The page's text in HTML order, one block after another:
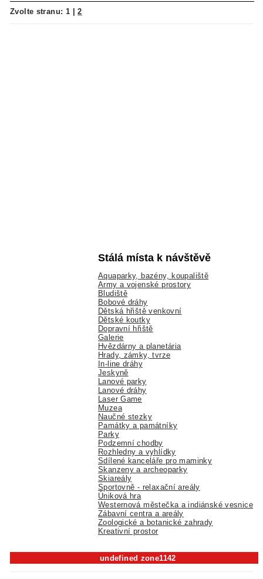
Zvolte stranu: 1 |2
Stálá místa k návštěvě
Aquaparky, bazény, koupaliště
Army a vojenské prostory
Bludiště
Bobové dráhy
Dětská hřiště venkovní
Dětské koutky
Dopravní hřiště
Galerie
Hvězdárny a planetária
Hrady, zámky, tvrze
In-line dráhy
Jeskyně
Lanové parky
Lanové dráhy
Laser Game
Muzea
Naučné stezky
Památky a památníky
Parky
Podzemní chodby
Rozhledny a vyhlídky
Sdílené kanceláře pro maminky
Skanzeny a archeoparky
Skiareály
Sportovně - relaxační areály
Úniková hra
Westernová městečka a indiánské vesnice
Zábavní centra a areály
Zoologické a botanické zahrady
Kreativní prostor
undefined zone1142